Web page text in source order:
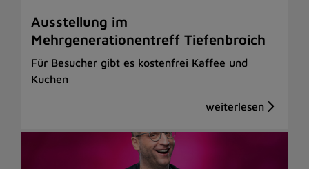
Ausstellung im
Mehrgenerationentreff Tiefenbroich
Für Besucher gibt es kostenfrei Kaffee und
Kuchen